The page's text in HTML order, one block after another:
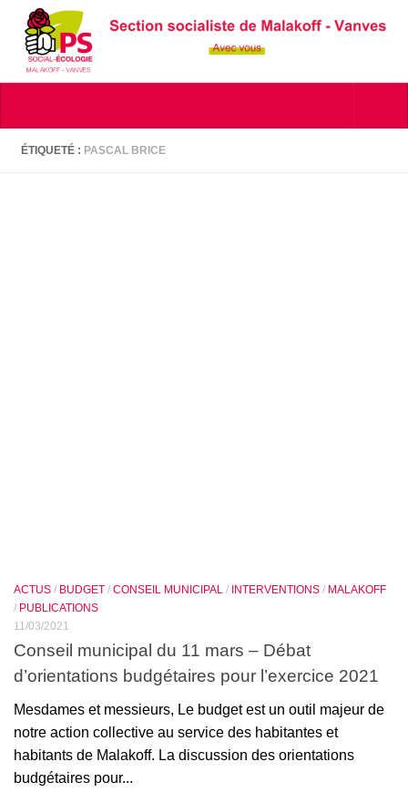
Skip to content
ÉTIQUETÉ : PASCAL BRICE
ACTUS / BUDGET / CONSEIL MUNICIPAL / INTERVENTIONS / MALAKOFF
/ PUBLICATIONS
11/03/2021
Conseil municipal du 11 mars – Débat
d’orientations budgétaires pour l’exercice 2021
Mesdames et messieurs, Le budget est un outil majeur de
notre action collective au service des habitantes et
habitants de Malakoff. La discussion des orientations
budgétaires pour...